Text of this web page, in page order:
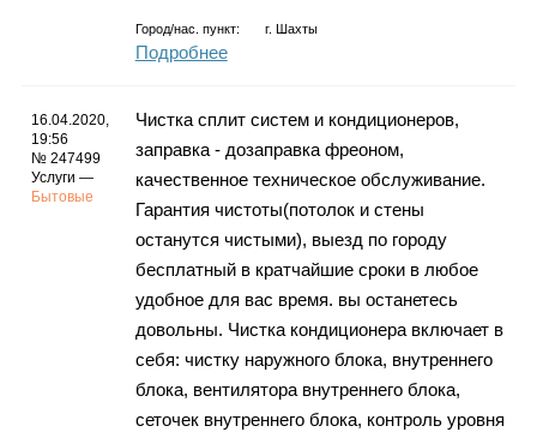
Город/нас. пункт: г. Шахты
Подробнее
16.04.2020,
19:56
№ 247499
Услуги —
Бытовые
Чистка сплит систем и кондиционеров,
заправка - дозаправка фреоном,
качественное техническое обслуживание.
Гарантия чистоты(потолок и стены
останутся чиcтыми), выезд по городу
бесплатный в кратчайшие сроки в любое
удобное для вас время. вы останетесь
довольны. Чистка кондиционера включает в
себя: чистку наружного блока, внутреннего
блока, вентилятора внутреннего блока,
сеточек внутреннего блока, контроль уровня